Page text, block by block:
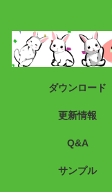
ダウンロード
更新情報
Q&A
サンプル